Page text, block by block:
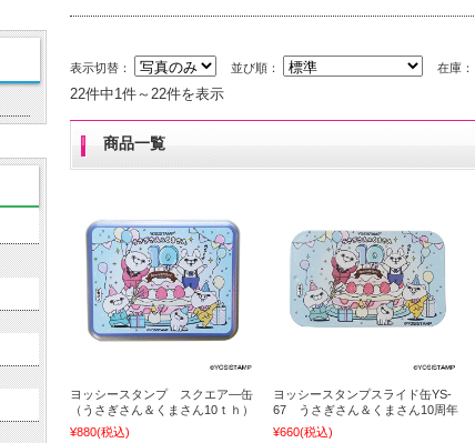
表示切替： 並び順： 在庫：
22件中1件～22件を表示
商品一覧
ヨッシースタンプ スクエア―缶
（うさぎさん＆くまさん10ｔｈ）
¥880(税込)
ヨッシースタンプスライド缶YS-
67 うさぎさん＆くまさん10周年
¥660(税込)